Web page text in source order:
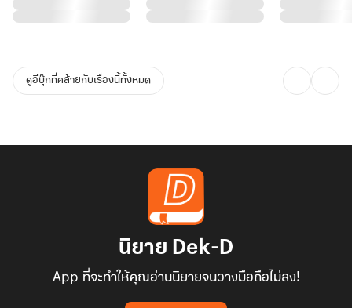
ดูอีบุ๊กที่คล้ายกับเรื่องนี้ทั้งหมด
นิยาย Dek-D
App ที่จะทำให้คุณอ่านนิยายจนวางมือถือไม่ลง!